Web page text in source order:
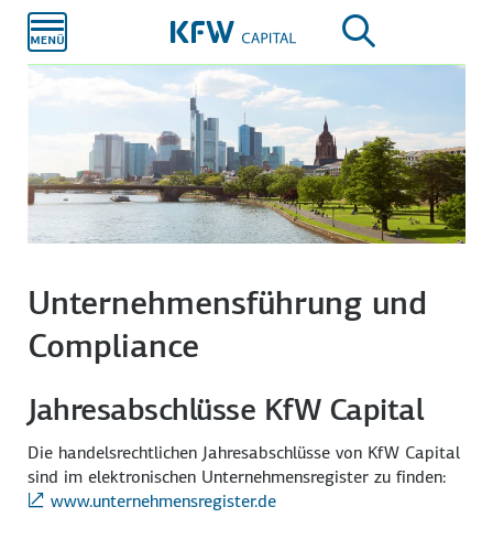
Hauptinhalt
Unternehmensführung und
Compliance
Jahresabschlüsse KfW Capital
Die handelsrechtlichen Jahresabschlüsse von KfW Capital
sind im elektronischen Unternehmensregister zu finden:
www.unternehmensregister.de